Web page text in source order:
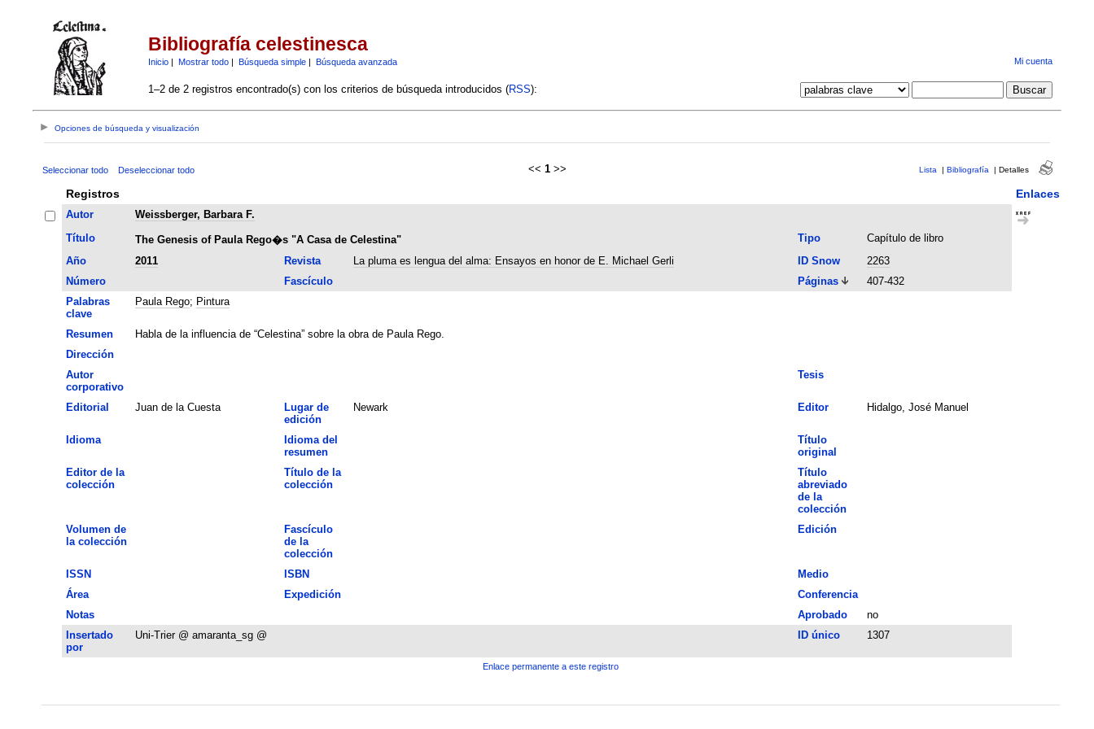
Bibliografía celestinesca
Inicio| Mostrar todo| Búsqueda simple| Búsqueda avanzada Mi cuenta
1–2 de 2 registros encontrado(s) con los criterios de búsqueda introducidos (RSS):
Opciones de búsqueda y visualización
Seleccionar todo Deseleccionar todo << 1 >> Lista | Bibliografía | Detalles
Registros Enlaces
Autor
Weissberger, Barbara F.
Título
The Genesis of Paula Rego�s "A Casa de Celestina" Tipo
Capítulo de libro
Año
2011 Revista La pluma es lengua del alma: Ensayos en honor de E. Michael Gerli ID Snow
2263
Número
Fascículo Páginas
407-432
Palabras
clave
Paula Rego; Pintura
Resumen
Habla de la influencia de “Celestina” sobre la obra de Paula Rego.
Dirección
Autor
corporativo
Tesis
Editorial Juan de la Cuesta
Lugar de
edición
Newark Editor Hidalgo, José Manuel
Idioma
Idioma del
resumen
Título
original
Editor de la
colección
Título de la
colección
Título
abreviado
de la
colección
Volumen de
la colección
Fascículo
de la
colección
Edición
ISSN ISBN
Medio
Área
Expedición
Conferencia
Notas
Aprobado
no
Insertado
por
Uni-Trier @ amaranta_sg @ ID único 1307
Enlace permanente a este registro